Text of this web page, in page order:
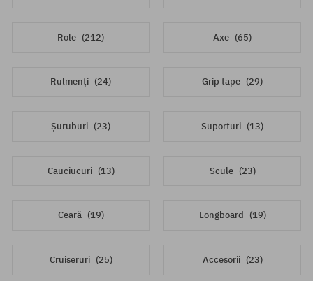
Role (212) Axe (65)
Rulmenți (24) Grip tape (29)
Șuruburi (23) Suporturi (13)
Cauciucuri (13) Scule (23)
Ceară (19) Longboard (19)
Cruiseruri (25) Accesorii (23)